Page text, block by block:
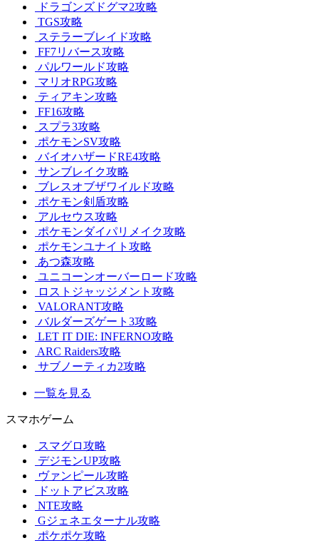
ドラゴンズドグマ2攻略
TGS攻略
ステラーブレイド攻略
FF7リバース攻略
パルワールド攻略
マリオRPG攻略
ティアキン攻略
FF16攻略
スプラ3攻略
ポケモンSV攻略
バイオハザードRE4攻略
サンブレイク攻略
ブレスオブザワイルド攻略
ポケモン剣盾攻略
アルセウス攻略
ポケモンダイパリメイク攻略
ポケモンユナイト攻略
あつ森攻略
ユニコーンオーバーロード攻略
ロストジャッジメント攻略
VALORANT攻略
バルダーズゲート3攻略
LET IT DIE: INFERNO攻略
ARC Raiders攻略
サブノーティカ2攻略
一覧を見る
スマホゲーム
スマグロ攻略
デジモンUP攻略
ヴァンピール攻略
ドットアビス攻略
NTE攻略
Gジェネエターナル攻略
ポケポケ攻略